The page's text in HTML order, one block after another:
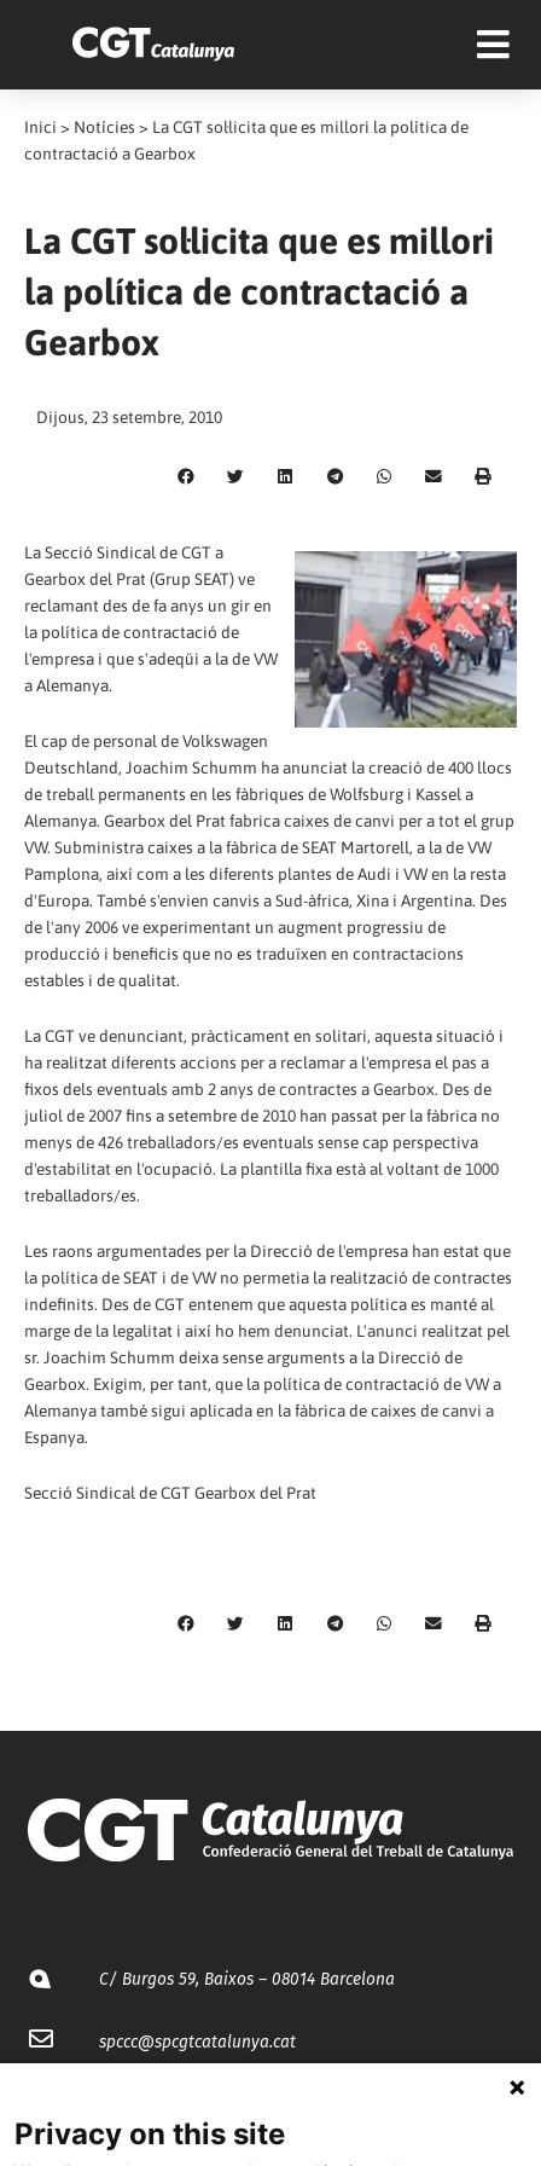
Inici > Notícies > La CGT sol·licita que es millori la política de
contractació a Gearbox
La CGT sol·licita que es millori
la política de contractació a
Gearbox
Dijous, 23 setembre, 2010
La Secció Sindical de CGT a
Gearbox del Prat (Grup SEAT) ve
reclamant des de fa anys un gir en
la política de contractació de
l'empresa i que s'adeqüi a la de VW
a Alemanya.
El cap de personal de Volkswagen
Deutschland, Joachim Schumm ha anunciat la creació de 400 llocs
de treball permanents en les fàbriques de Wolfsburg i Kassel a
Alemanya. Gearbox del Prat fabrica caixes de canvi per a tot el grup
VW. Subministra caixes a la fàbrica de SEAT Martorell, a la de VW
Pamplona, així com a les diferents plantes de Audi i VW en la resta
d'Europa. També s'envien canvis a Sud-àfrica, Xina i Argentina. Des
de l'any 2006 ve experimentant un augment progressiu de
producció i beneficis que no es traduïxen en contractacions
estables i de qualitat.
La CGT ve denunciant, pràcticament en solitari, aquesta situació i
ha realitzat diferents accions per a reclamar a l'empresa el pas a
fixos dels eventuals amb 2 anys de contractes a Gearbox. Des de
juliol de 2007 fins a setembre de 2010 han passat per la fàbrica no
menys de 426 treballadors/es eventuals sense cap perspectiva
d'estabilitat en l'ocupació. La plantilla fixa està al voltant de 1000
treballadors/es.
Les raons argumentades per la Direcció de l'empresa han estat que
la política de SEAT i de VW no permetia la realització de contractes
indefinits. Des de CGT entenem que aquesta política es manté al
marge de la legalitat i així ho hem denunciat. L'anunci realitzat pel
sr. Joachim Schumm deixa sense arguments a la Direcció de
Gearbox. Exigim, per tant, que la política de contractació de VW a
Alemanya també sigui aplicada en la fàbrica de caixes de canvi a
Espanya.
Secció Sindical de CGT Gearbox del Prat
C/ Burgos 59, Baixos – 08014 Barcelona
spccc@spcgtcatalunya.cat
Privacy on this site